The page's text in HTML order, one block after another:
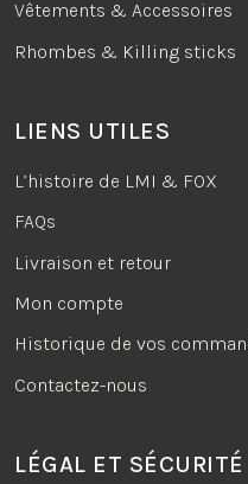
Vêtements & Accessoires
Rhombes & Killing sticks
LIENS UTILES
L’histoire de LMI & FOX
FAQs
Livraison et retour
Mon compte
Historique de vos
Contactez-nous
LÉGAL ET SÉCURITÉ